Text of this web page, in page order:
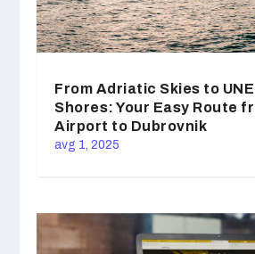
From Adriatic Skies to
Shores: Your Easy Route
Airport to Dubrovnik
avg 1, 2025